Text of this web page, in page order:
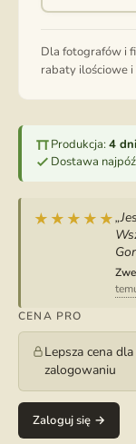
Dla fotografów i
rabaty ilościowe
Produkcja: 4
Dostawa
★★★★★
CENA PRO
Lepsza cena
zalogowaniu
Zaloguj się →